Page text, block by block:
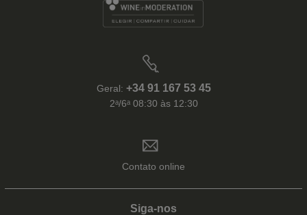
Geral: +34 91 167 53 45
2ᵃ/6ᵃ 08:30 às 12:30
Contato online
Siga-nos